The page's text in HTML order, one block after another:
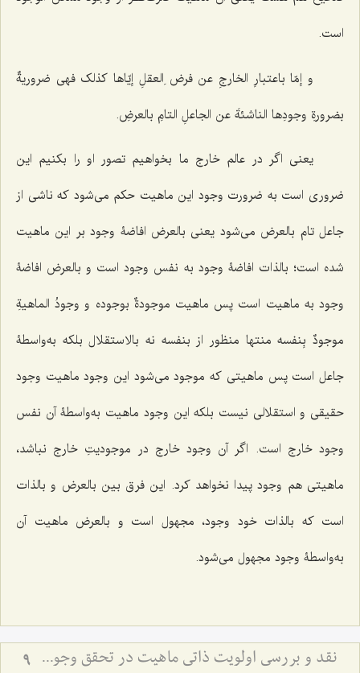
است.
و إمّا باعتبارِ الخارجِ عن فرض ِالعقلِ إیّاها کذلک فهی ضروریةٌ
بضرورةِ وجودِها الناشئةَ عن الجاعلِ التامِ بالعرضِ.
یعنی اگر در عالم خارج ما بخواهیم تصور او را بکنیم این
ضروری است به ضرورت وجود این ماهیت حکم می‌شود که ناشی از
جاعل تام بالعرض می‌شود یعنی بالعرض افاضۀ وجود بر این ماهیت
شده است؛ بالذات افاضۀ وجود به نفس وجود است و بالعرض افاضۀ
وجود به ماهیت است پس ماهیت موجودةٌ بوجوده و وجودُ الماهیةِ
موجودٌ بِنفسه منتها منظور از بنفسه نه بالاستقلال بلکه به‌واسطۀ
جاعل است پس ماهیتی که موجود می‌شود این وجود ماهیت وجود
حقیقی و استقلالی نیست بلکه این وجود ماهیت به‌واسطۀ آن نفس
وجود خارج است. اگر آن وجود خارج در موجودیتِ خارج نباشد،
ماهیتی هم وجود پیدا نخواهد کرد. این فرق بین بالعرض و بالذات
است که بالذات خود وجود، مجهول است و بالعرض ماهیت آن
به‌واسطۀ وجود مجهول می‌شود.
نقد و بررسی اولویت ذاتی ماهیت در تحقق وجود - تحلیل بطلان ترجیح بدون مرجح در نظام هستی 9